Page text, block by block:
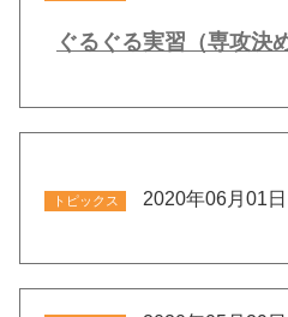
ぐるぐる実習（専攻決
トピックス 2020年06月01日